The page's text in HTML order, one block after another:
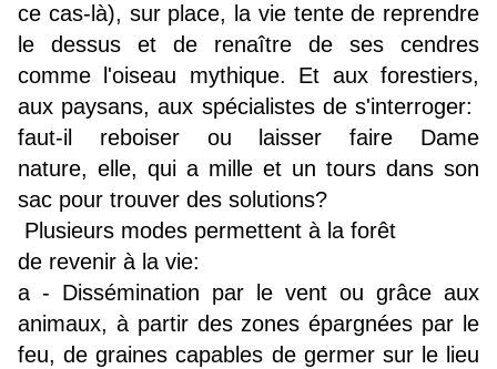
ce cas-là), sur place, la vie tente de reprendre
le dessus et de renaître de ses cendres
comme l'oiseau mythique. Et aux forestiers,
aux paysans, aux spécialistes de s'interroger:
faut-il reboiser ou laisser faire Dame
nature, elle, qui a mille et un tours dans son
sac pour trouver des solutions?
Plusieurs modes permettent à la forêt
de revenir à la vie:
a - Dissémination par le vent ou grâce aux
animaux, à partir des zones épargnées par le
feu, de graines capables de germer sur le lieu